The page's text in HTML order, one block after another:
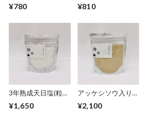
¥780 ¥810
3年熟成天日塩(粒タ
¥1,650
アッケシソウ入り3
イプ)100g
¥2,100